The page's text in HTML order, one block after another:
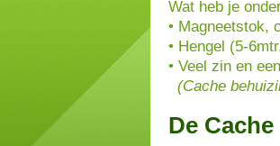
Wat heb je
• Magneetstok,
• Hengel (5-
• Veel zin en
(Cache
De Cache